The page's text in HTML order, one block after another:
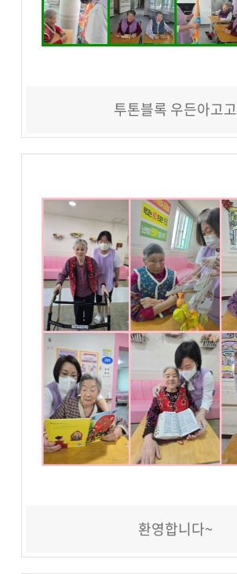
투톤블록 우든아고고
환영합니다~